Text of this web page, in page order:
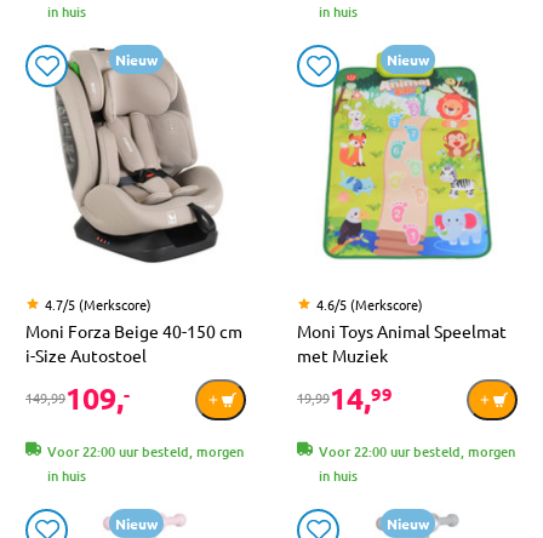
in huis
in huis
Nieuw
4.7/5 (Merkscore)
Moni Forza Beige 40-150 cm
i-Size Autostoel
149,99109,-
Voor 22:00 uur besteld, morgen
in huis
Nieuw
4.6/5 (Merkscore)
Moni Toys Animal Speelmat
met Muziek
19,9914,99
Voor 22:00 uur besteld, morgen
in huis
Nieuw Nieuw